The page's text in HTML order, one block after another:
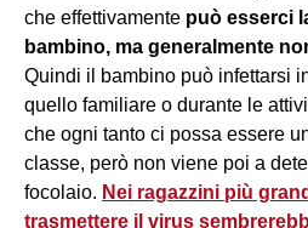
che effettivamente può esserci
bambino, ma generalmente
Quindi il bambino può infettarsi
quello familiare o durante le
che ogni tanto ci possa essere
classe, però non viene poi a
focolaio. Nei ragazzini più
trasmettere il virus